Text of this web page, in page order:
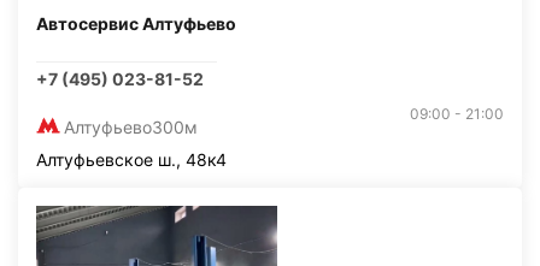
Автосервис Алтуфьево
+7 (495) 023-81-52
Алтуфьево300м
09:00 - 21:00
Алтуфьевское ш., 48к4